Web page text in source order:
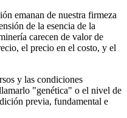
emanan de nuestra firmeza
de la esencia de la
carecen de valor de
el precio en el costo, y el
y las condiciones
"genética" o el nivel de
previa, fundamental e